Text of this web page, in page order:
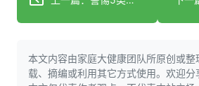
本文内容由家庭大健康团队所原创或
载、摘编或利用其它方式使用。欢迎分